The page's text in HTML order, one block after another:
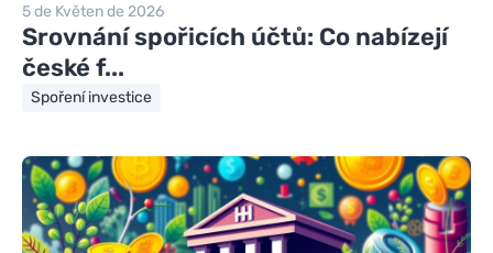
5 de Květen de 2026
Srovnání spořicích účtů: Co nabízejí
české f...
Spoření investice